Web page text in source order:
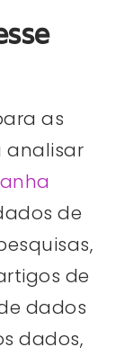
as
analisar
de
de
dados
dados,